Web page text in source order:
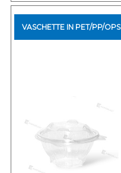
VASCHETTE IN PET/PP/OPS